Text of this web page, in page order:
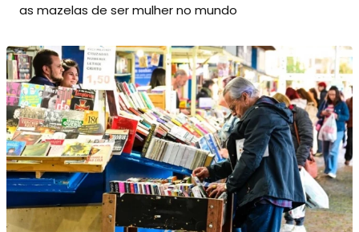
as mazelas de ser mulher no mundo